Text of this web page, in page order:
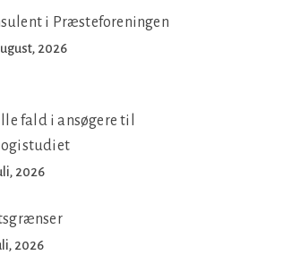
i Præsteforeningen
2026
fald i ansøgere til
2026
2026